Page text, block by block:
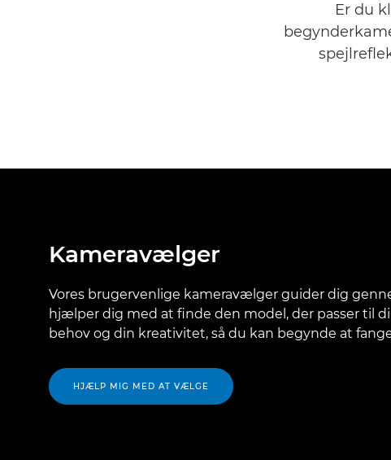
Er du
Kameravælger
Vores brugervenlige kameravælger guider dig
hjælper dig med at finde den model, der passer til
behov og din kreativitet, så du kan begynde at
HJÆLP MIG MED AT VÆLGE